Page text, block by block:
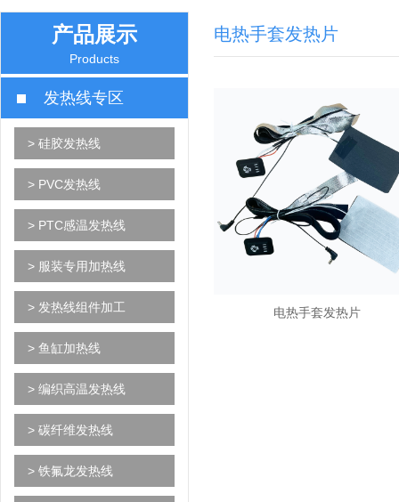
产品展示
Products
发热线专区
> 硅胶发热线
> PVC发热线
> PTC感温发热线
> 服装专用加热线
> 发热线组件加工
> 鱼缸加热线
> 编织高温发热线
> 碳纤维发热线
> 铁氟龙发热线
电热手套发热片
电热手套发热片